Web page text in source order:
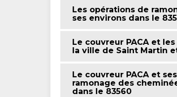
Les opérations de
ses environs dans le
Le couvreur PACA et
la ville de Saint Martin
Le couvreur PACA et
ramonage des
dans le 83560